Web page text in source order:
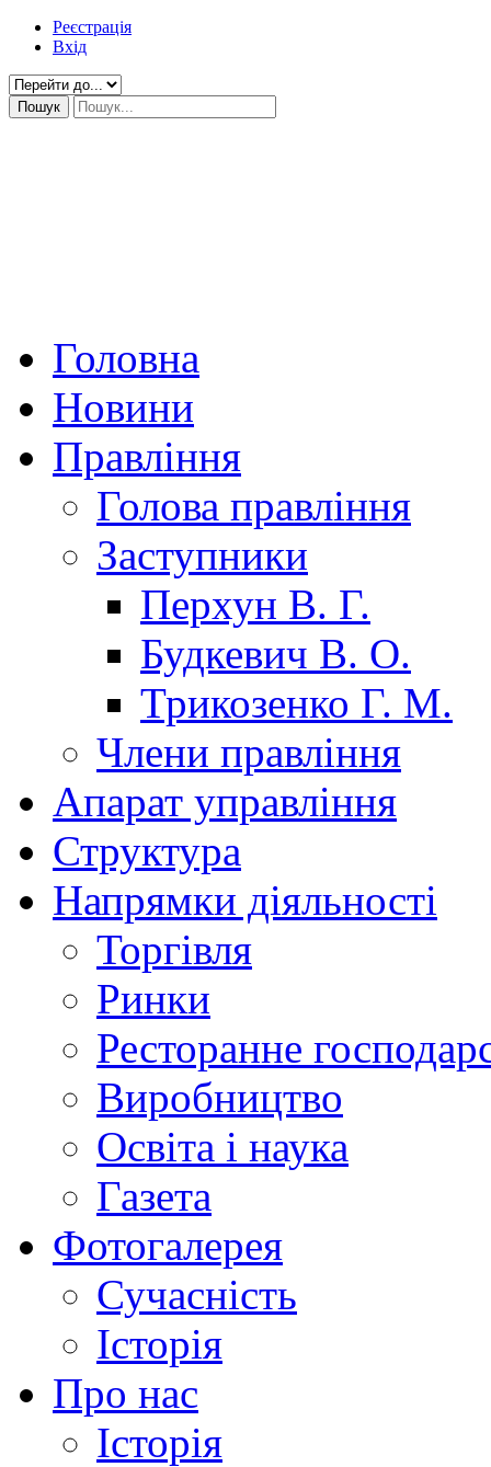
Реєстрація
Вхід
Головна
Новини
Правління
Голова правління
Заступники
Перхун В. Г.
Будкевич В. О.
Трикозенко Г. М.
Члени правління
Апарат управління
Структура
Напрямки діяльності
Торгівля
Ринки
Ресторанне
Виробництво
Освіта і наука
Газета
Фотогалерея
Сучасність
Історія
Про нас
Історія